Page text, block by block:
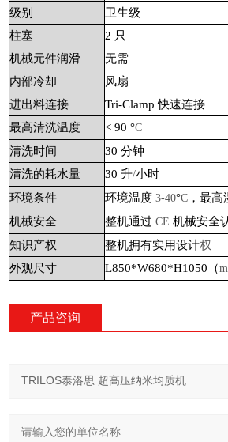
级别
卫生级
柱塞
2 只
机械元件润滑
无需
内部冷却
风扇
进出料连接
Tri-Clamp 快速连接
最高清洗温度
< 90 °C
清洗时间
30 分钟
清洗的耗水量
30 升/小时
环境条件
环境温度 3-40°C ，最高
机械安全 整机通过 CE机械安全
知识产权
整机拥有实用设计权
外观尺寸
L850*W680*H1050（
产品咨询